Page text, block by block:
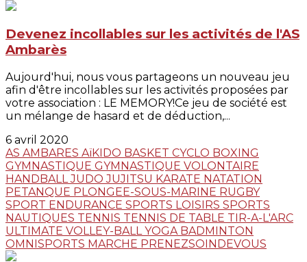
Devenez incollables sur les activités de l'AS
Ambarès
Aujourd'hui, nous vous partageons un nouveau jeu
afin d'être incollables sur les activités proposées par
votre association : LE MEMORY!Ce jeu de société est
un mélange de hasard et de déduction,...
6 avril 2020
AS AMBARES AïKIDO BASKET CYCLO BOXING
GYMNASTIQUE GYMNASTIQUE VOLONTAIRE
HANDBALLJUDO JUJITSU KARATE NATATION
PETANQUE PLONGEE-SOUS-MARINE RUGBY
SPORT ENDURANCE SPORTS LOISIRS SPORTS
NAUTIQUES TENNIS TENNIS DE TABLE TIR-A-L'ARC
ULTIMATE VOLLEY-BALLYOGA BADMINTON
OMNISPORTS MARCHE PRENEZSOINDEVOUS